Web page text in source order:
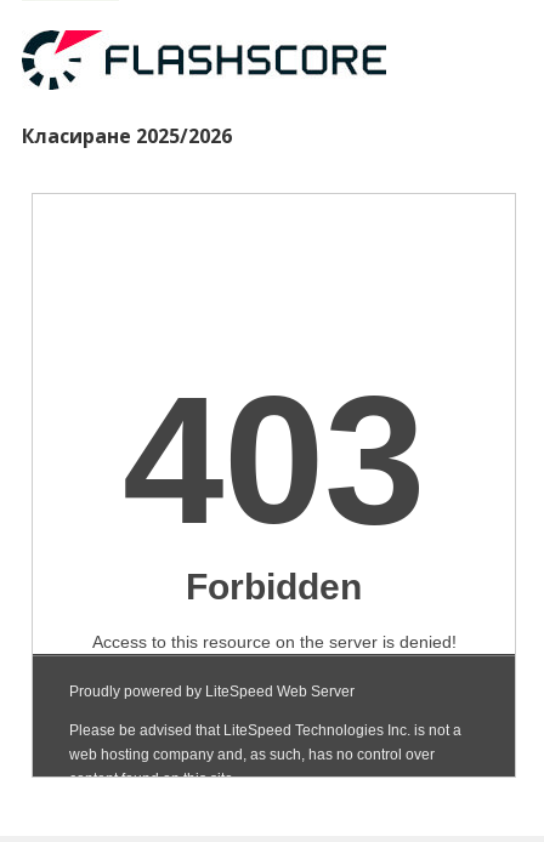
Класиране 2025/2026